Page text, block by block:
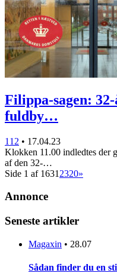
Filippa-sagen:
fuldby…
112 • 17.04.23
Klokken 11.00 indledtes der
af den 32-…
Side 1 af 1631 2320»
Annonce
Seneste artikler
Magaxin • 28.07
Sådan finder du en